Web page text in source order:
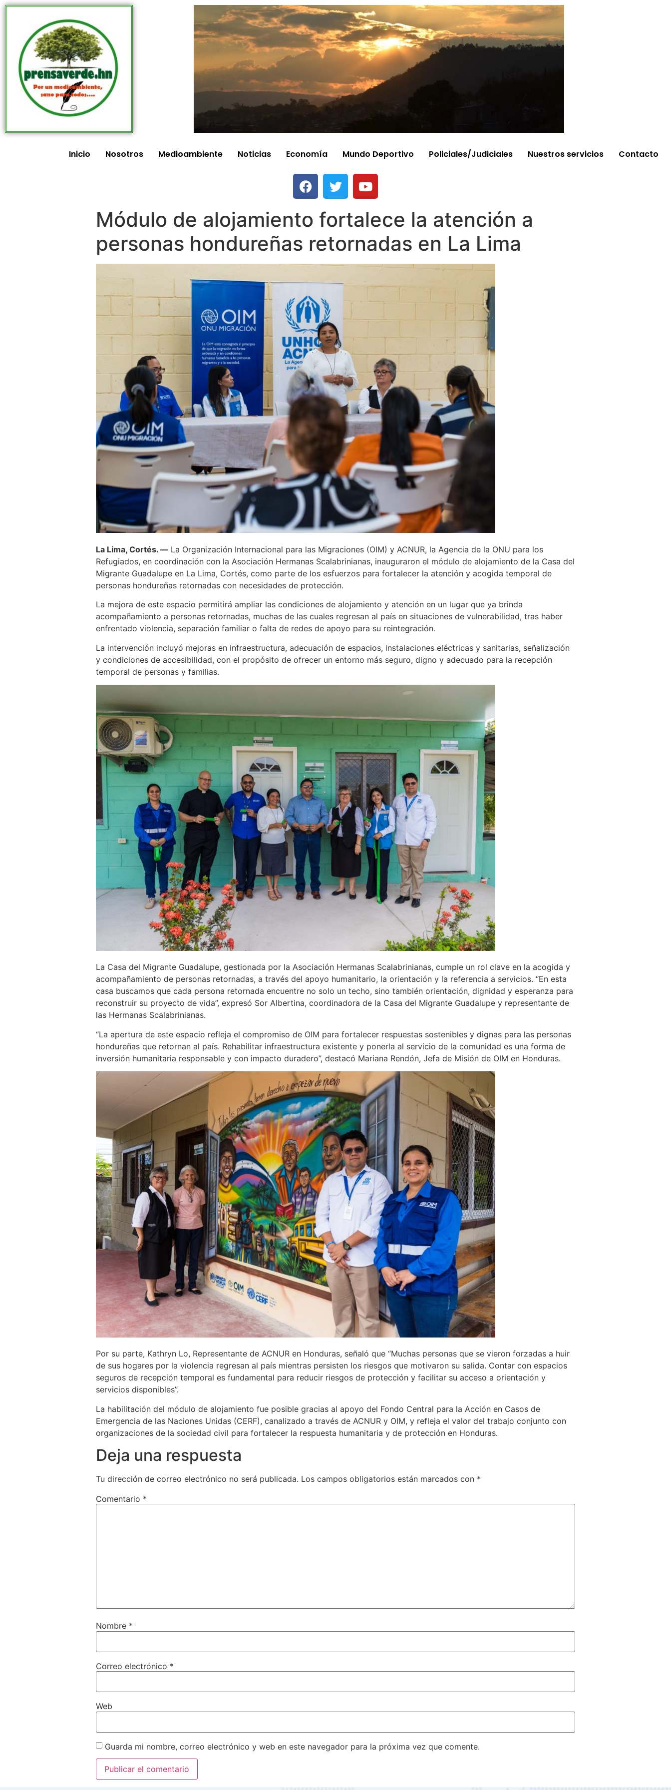
Inicio Nosotros Medioambiente Noticias Economía Mundo Deportivo Policiales/Judiciales Nuestros servicios Contacto
Módulo de alojamiento fortalece la atención a
personas hondureñas retornadas en La Lima
La Lima, Cortés. — La Organización Internacional para las Migraciones (OIM) y ACNUR, la Agencia de la ONU para los
Refugiados, en coordinación con la Asociación Hermanas Scalabrinianas, inauguraron el módulo de alojamiento de la Casa del
Migrante Guadalupe en La Lima, Cortés, como parte de los esfuerzos para fortalecer la atención y acogida temporal de
personas hondureñas retornadas con necesidades de protección.
La mejora de este espacio permitirá ampliar las condiciones de alojamiento y atención en un lugar que ya brinda
acompañamiento a personas retornadas, muchas de las cuales regresan al país en situaciones de vulnerabilidad, tras haber
enfrentado violencia, separación familiar o falta de redes de apoyo para su reintegración.
La intervención incluyó mejoras en infraestructura, adecuación de espacios, instalaciones eléctricas y sanitarias, señalización
y condiciones de accesibilidad, con el propósito de ofrecer un entorno más seguro, digno y adecuado para la recepción
temporal de personas y familias.
La Casa del Migrante Guadalupe, gestionada por la Asociación Hermanas Scalabrinianas, cumple un rol clave en la acogida y
acompañamiento de personas retornadas, a través del apoyo humanitario, la orientación y la referencia a servicios. “En esta
casa buscamos que cada persona retornada encuentre no solo un techo, sino también orientación, dignidad y esperanza para
reconstruir su proyecto de vida”, expresó Sor Albertina, coordinadora de la Casa del Migrante Guadalupe y representante de
las Hermanas Scalabrinianas.
“La apertura de este espacio refleja el compromiso de OIM para fortalecer respuestas sostenibles y dignas para las personas
hondureñas que retornan al país. Rehabilitar infraestructura existente y ponerla al servicio de la comunidad es una forma de
inversión humanitaria responsable y con impacto duradero”, destacó Mariana Rendón, Jefa de Misión de OIM en Honduras.
Por su parte, Kathryn Lo, Representante de ACNUR en Honduras, señaló que “Muchas personas que se vieron forzadas a huir
de sus hogares por la violencia regresan al país mientras persisten los riesgos que motivaron su salida. Contar con espacios
seguros de recepción temporal es fundamental para reducir riesgos de protección y facilitar su acceso a orientación y
servicios disponibles”.
La habilitación del módulo de alojamiento fue posible gracias al apoyo del Fondo Central para la Acción en Casos de
Emergencia de las Naciones Unidas (CERF), canalizado a través de ACNUR y OIM, y refleja el valor del trabajo conjunto con
organizaciones de la sociedad civil para fortalecer la respuesta humanitaria y de protección en Honduras.
Deja una respuesta
Tu dirección de correo electrónico no será publicada. Los campos obligatorios están marcados con *
Comentario *
Nombre *
Correo electrónico *
Web
Guarda mi nombre, correo electrónico y web en este navegador para la próxima vez que comente.